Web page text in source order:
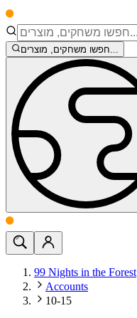
חפשו משחקים, מוצרים...
99 Nights in the Forest
Accounts
10-15